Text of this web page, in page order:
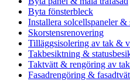
Byta fönsterbleck
Installera solcellspaneler &
Skorstensrenovering
Tilläggsisolering av tak &
Takbesiktning &
Taktvätt & rengöring av tak
Fasadrengöring &